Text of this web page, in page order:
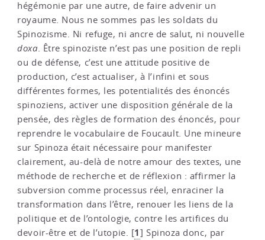
hégémonie par une autre, de faire advenir un
royaume. Nous ne sommes pas les soldats du
Spinozisme. Ni refuge, ni ancre de salut, ni nouvelle
doxa. Être spinoziste n’est pas une position de repli
ou de défense, c’est une attitude positive de
production, c’est actualiser, à l’infini et sous
différentes formes, les potentialités des énoncés
spinoziens, activer une disposition générale de la
pensée, des règles de formation des énoncés, pour
reprendre le vocabulaire de Foucault. Une mineure
sur Spinoza était nécessaire pour manifester
clairement, au-delà de notre amour des textes, une
méthode de recherche et de réflexion : affirmer la
subversion comme processus réel, enraciner la
transformation dans l’être, renouer les liens de la
politique et de l’ontologie, contre les artifices du
devoir-être et de l’utopie. [1] Spinoza donc, par